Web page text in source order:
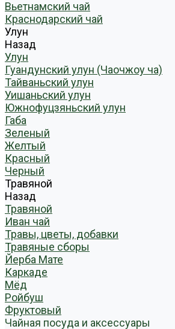
Вьетнамский чай
Краснодарский чай
Улун
Назад
Улун
Гуандунский улун (Чаочжоу ча)
Тайваньский улун
Уишаньский улун
Южнофуцзяньский улун
Габа
Зеленый
Желтый
Красный
Черный
Травяной
Назад
Травяной
Иван чай
Травы, цветы, добавки
Травяные сборы
Йерба Мате
Каркаде
Мёд
Ройбуш
Фруктовый
Чайная посуда и аксессуары